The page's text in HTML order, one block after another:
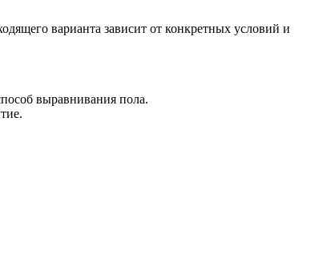
варианта зависит от конкретных условий и
выравнивания пола.